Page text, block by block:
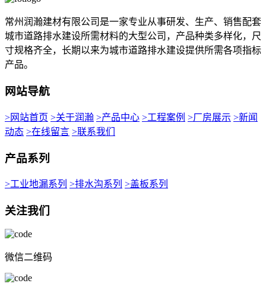
常州润瀚建材有限公司是一家专业从事研发、生产、销售配套
城市道路排水建设所需材料的大型公司，产品种类多样化，尺
寸规格齐全，长期以来为城市道路排水建设提供所需各项指标
产品。
网站导航
>网站首页 >关于润瀚 >产品中心 >工程案例 >厂房展示 >新闻
动态 >在线留言 >联系我们
产品系列
>工业地漏系列 >排水沟系列 >盖板系列
关注我们
微信二维码